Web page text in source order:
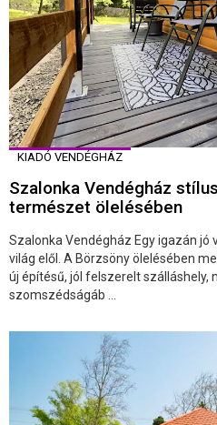
KIADÓ VENDÉGHÁZ
Szalonka Vendégház
természet ölelésében
Szalonka Vendégház Egy igazán jó
világ elől. A Börzsöny ölelésében
új építésű, jól felszerelt szálláshely,
szomszédságáb ...